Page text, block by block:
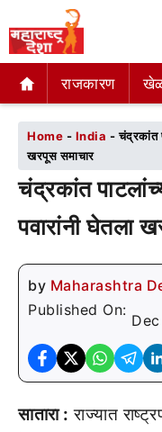
राजकारण
राजकारण
Home - India -चंद्रकांत
खरपूस समाचार
चंद्रकांत
पवारांनी घेतला
by Maharashtra
Published On:
सातारा : राज्यात